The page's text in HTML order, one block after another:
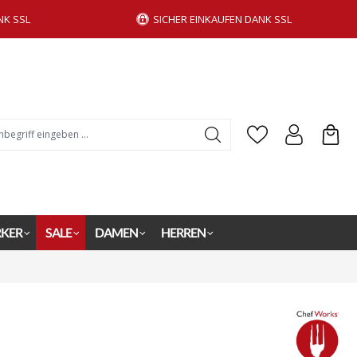
SSL SICHER EINKAUFEN DANK SSL
SALE DAMEN HERREN